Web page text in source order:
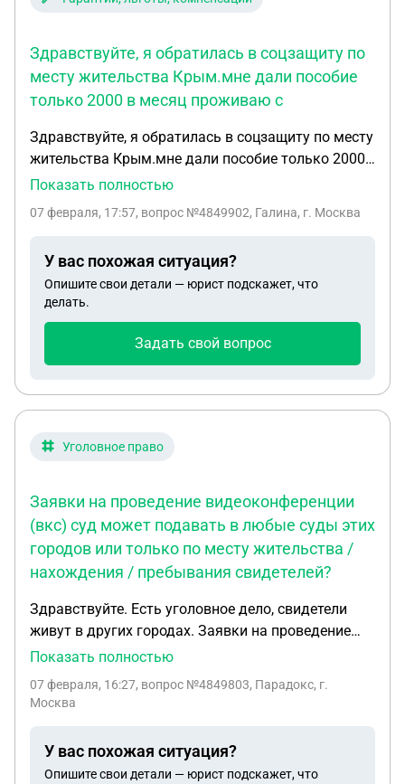
Здравствуйте, я обратилась в соцзащиту по
месту жительства Крым.мне дали пособие
только 2000 в месяц проживаю с
Здравствуйте, я обратилась в соцзащиту по месту
жительства Крым.мне дали пособие только 2000
в месяц проживаю с сыном ,сын получает
всем комнатам, положено ли мне какое то
здоровья не могу работать по специальности
Показать полностью
07 февраля, 17:57, вопрос №4849902, Галина, г. Москва
У вас похожая ситуация?
Опишите свои детали — юрист подскажет, что
делать.
Задать свой вопрос
Уголовное право
Заявки на проведение видеоконференции
(вкс) суд может подавать в любые суды этих
городов или только по месту жительства /
нахождения / пребывания свидетелей?
Здравствуйте. Есть уголовное дело, свидетели
живут в других городах. Заявки на проведение
видеоконференции (вкс) суд может подавать в
жительства / нахождения / пребывания
Показать полностью
07 февраля, 16:27, вопрос №4849803, Парадокс, г.
Москва
У вас похожая ситуация?
Опишите свои детали — юрист подскажет, что